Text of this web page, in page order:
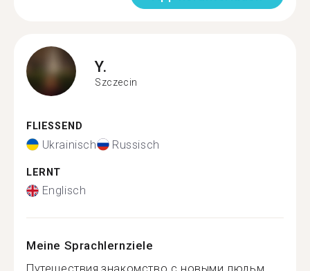
Y.
Szczecin
FLIESSEND
Ukrainisch Russisch
LERNT
Englisch
Meine Sprachlernziele